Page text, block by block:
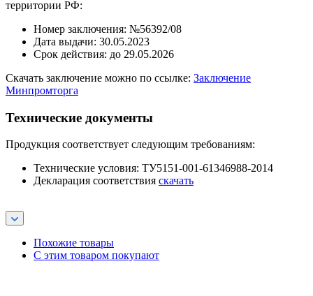
территории РФ:
Номер заключения: №56392/08
Дата выдачи: 30.05.2023
Срок действия: до 29.05.2026
Скачать заключение можно по ссылке: Заключение
Минпромторга
Технические документы
Продукция соответствует следующим требованиям:
Технические условия: ТУ5151-001-61346988-2014
Декларация соответствия скачать
Похожие товары
С этим товаром покупают